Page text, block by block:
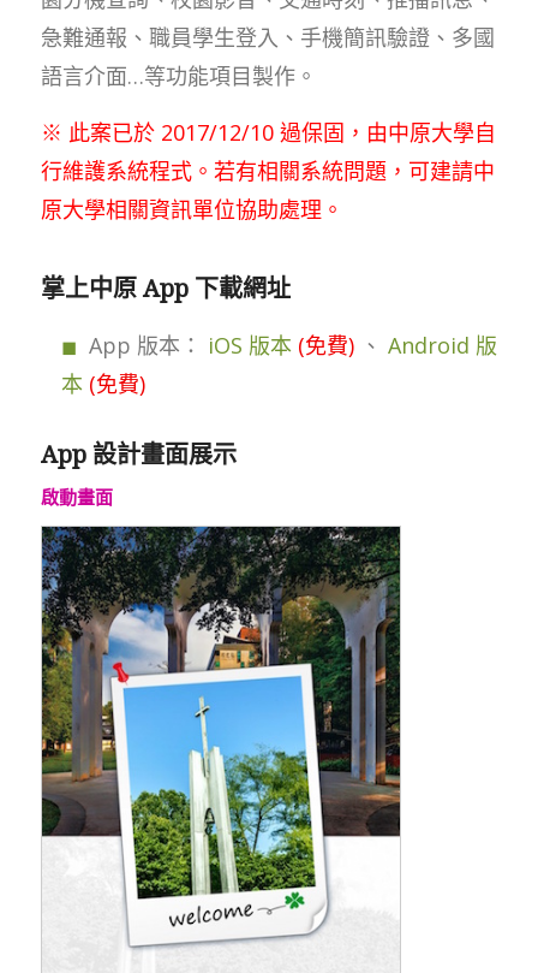
急難通報、職員學生登入、手機簡訊驗證、多國
語言介面…等功能項目製作。
※ 此案已於 2017/12/10 過保固，由中原大學自
行維護系統程式。若有相關系統問題，可建請中
原大學相關資訊單位協助處理。
掌上中原 App 下載網址
App 版本： iOS 版本 (免費)、 Android 版
本 (免費)
App 設計畫面展示
啟動畫面